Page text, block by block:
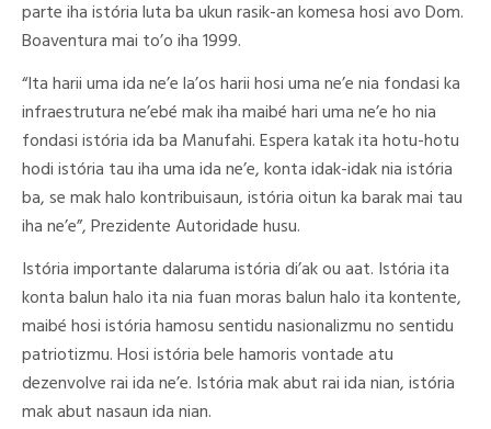
parte iha istória luta ba ukun rasik-an komesa hosi avo Dom.
Boaventura mai to’o iha 1999.
“Ita harii uma ida ne’e la’os harii hosi uma ne’e nia fondasi ka
infraestrutura ne’ebé mak iha maibé hari uma ne’e ho nia
fondasi istória ida ba Manufahi. Espera katak ita hotu-hotu
hodi istória tau iha uma ida ne’e, konta idak-idak nia istória
ba, se mak halo kontribuisaun, istória oitun ka barak mai tau
iha ne’e”, Prezidente Autoridade husu.
Istória importante dalaruma istória di’ak ou aat. Istória ita
konta balun halo ita nia fuan moras balun halo ita kontente,
maibé hosi istória hamosu sentidu nasionalizmu no sentidu
patriotizmu. Hosi istória bele hamoris vontade atu
dezenvolve rai ida ne’e. Istória mak abut rai ida nian, istória
mak abut nasaun ida nian.